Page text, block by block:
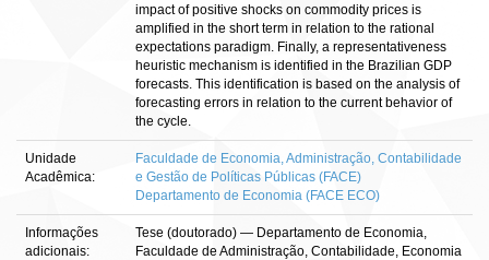
impact of positive shocks on commodity prices is
amplified in the short term in relation to the rational
expectations paradigm. Finally, a representativeness
heuristic mechanism is identified in the Brazilian GDP
forecasts. This identification is based on the analysis of
forecasting errors in relation to the current behavior of
the cycle.
Unidade
Acadêmica:
Faculdade de Economia, Administração, Contabilidade
e Gestão de Políticas Públicas (FACE)
Departamento de Economia (FACE ECO)
Informações
adicionais:
Tese (doutorado) — Departamento de Economia,
Faculdade de Administração, Contabilidade, Economia